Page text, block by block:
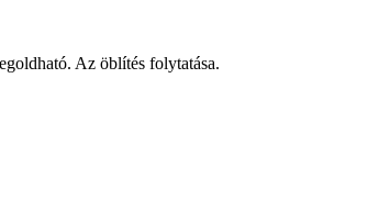
Az öblítés folytatása.